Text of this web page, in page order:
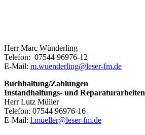
Herr Marc Wünderling
Telefon: 07544 96976-12
E-Mail: m.wuenderling@leser-fm.de
Buchhaltung/Zahlungen
Instandhaltungs- und Reparaturarbeiten
Herr Lutz Müller
Telefon: 07544 96976-16
E-Mail: l.mueller@leser-fm.de